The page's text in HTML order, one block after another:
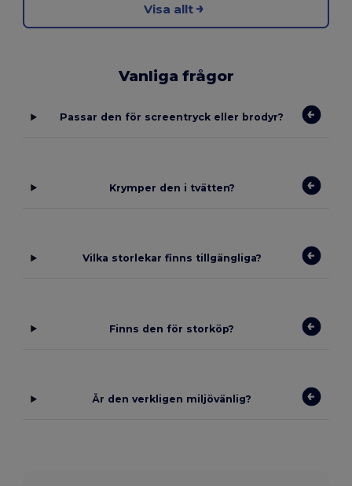
Visa allt
Vanliga frågor
Passar den för screentryck eller brodyr?
Krymper den i tvätten?
Vilka storlekar finns tillgängliga?
Finns den för storköp?
Är den verkligen miljövänlig?